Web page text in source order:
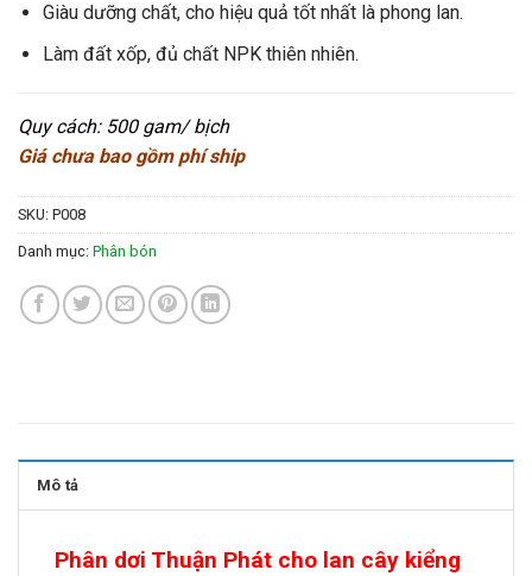
Giàu dưỡng chất, cho hiệu quả tốt nhất là phong lan.
Làm đất xốp, đủ chất NPK thiên nhiên.
Quy cách: 500 gam/ bịch
Giá chưa bao gồm phí ship
SKU: P008
Danh mục: Phân bón
Mô tả
Phân dơi Thuận Phát cho lan cây kiểng